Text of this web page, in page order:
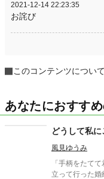
2021-12-14 22:23:35
お詫び
このコンテンツについ
あなたにおすす
どうして私
風見ゆうみ
「手柄をたて
立って行った婚